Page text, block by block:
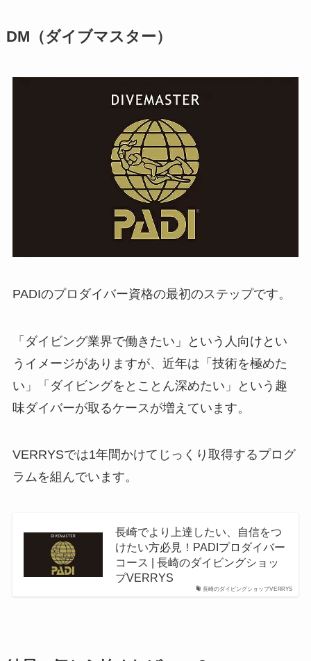
DM（ダイブマスター）
PADIのプロダイバー資格の最初のステップです。
「ダイビング業界で働きたい」という人向けとい
うイメージがありますが、近年は「技術を極めた
い」「ダイビングをとことん深めたい」という趣
味ダイバーが取るケースが増えています。
VERRYSでは1年間かけてじっくり取得するプログ
ラムを組んでいます。
長崎のダイビングショップVERRYS
長崎でより上達したい、自信をつ
けたい方必見！PADIプロダイバー
コース | 長崎のダイビングショッ
プVERRYS